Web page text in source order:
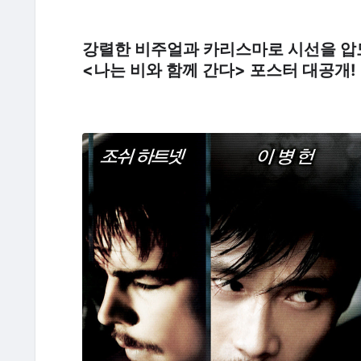
강렬한 비주얼과 카리스마로 시선을 압
<나는 비와 함께 간다> 포스터 대공개!